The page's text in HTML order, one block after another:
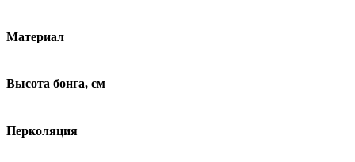
Материал
Высота бонга, см
Перколяция